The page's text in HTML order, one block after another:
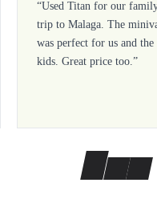
“Used Titan for our
trip to Malaga. The
was perfect for us and the
kids. Great price too.”